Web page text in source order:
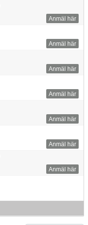
Anmäl här
Anmäl här
Anmäl här
Anmäl här
Anmäl här
Anmäl här
Anmäl här